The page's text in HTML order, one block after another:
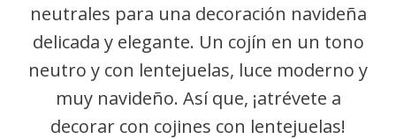
neutrales para una decoración navideña
delicada y elegante. Un cojín en un tono
neutro y con lentejuelas, luce moderno y
muy navideño. Así que, ¡atrévete a
decorar con cojines con lentejuelas!